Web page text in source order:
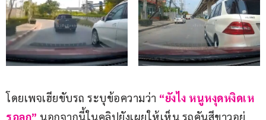
โดยเพจเฮียขับรถ ระบุข้อความว่า “ยังไง หนูหงุดหงิดเห
รอลูก” นอกจากนี้ในคลิปยังเผยให้เห็น รถคันสีขาวอยู่